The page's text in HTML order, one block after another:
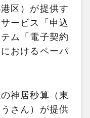
区）が提供す
ービス「申込
ム「電子契約
おけるペーパ
神居秒算（東
さん）が提供